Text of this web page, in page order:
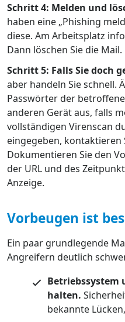
Schritt 4: Melden und
haben eine „Phishing
diese. Am Arbeitsplatz
Dann löschen Sie die Mail.
Schritt 5: Falls Sie doch
aber handeln Sie schnell.
Passwörter der
anderen Gerät aus, falls
vollständigen Virenscan
eingegeben, kontaktieren
Dokumentieren Sie den
der URL und des
Anzeige.
Vorbeugen ist
Ein paar grundlegende
Angreifern deutlich
Betriebssystem
halten.
bekannte